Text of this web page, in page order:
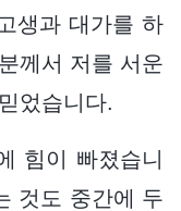
생과 대가를 하
께서 저를 서운
었습니다.
힘이 빠졌습니
것도 중간에 두